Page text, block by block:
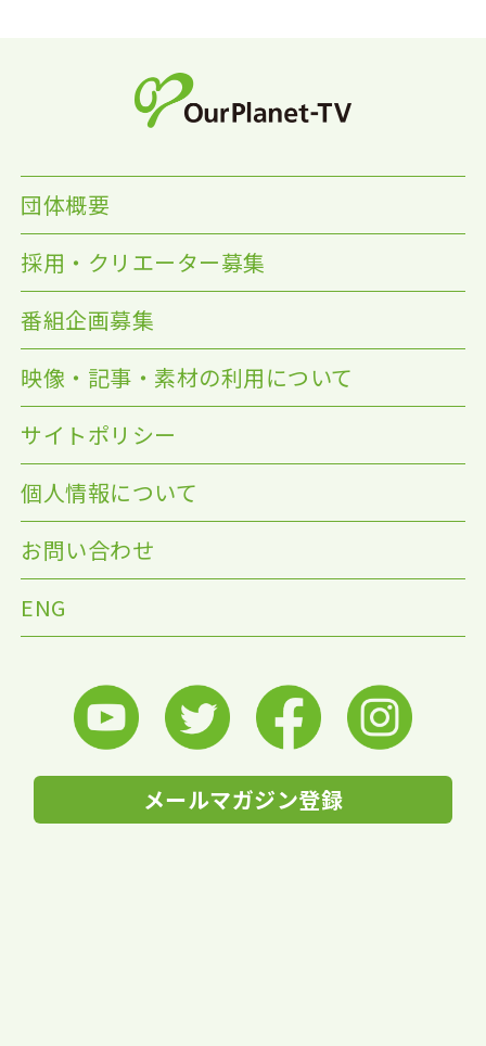
団体概要
採用・クリエーター募集
番組企画募集
映像・記事・素材の利用について
サイトポリシー
個人情報について
お問い合わせ
ENG
メールマガジン登録